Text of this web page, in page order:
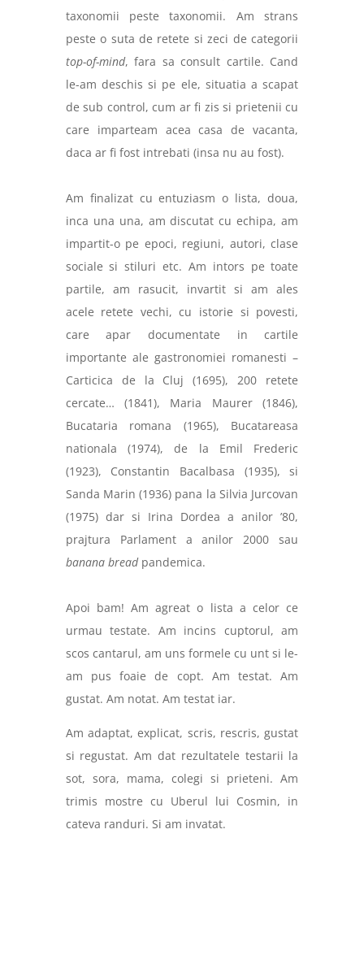
taxonomii peste taxonomii. Am strans
peste o suta de retete si zeci de categorii
top-of-mind, fara sa consult cartile. Cand
le-am deschis si pe ele, situatia a scapat
de sub control, cum ar fi zis si prietenii cu
care imparteam acea casa de vacanta,
daca ar fi fost intrebati (insa nu au fost).
Am finalizat cu entuziasm o lista, doua,
inca una una, am discutat cu echipa, am
impartit-o pe epoci, regiuni, autori, clase
sociale si stiluri etc. Am intors pe toate
partile, am rasucit, invartit si am ales
acele retete vechi, cu istorie si povesti,
care apar documentate in cartile
importante ale gastronomiei romanesti –
Carticica de la Cluj (1695), 200 retete
cercate… (1841), Maria Maurer (1846),
Bucataria romana (1965), Bucatareasa
nationala (1974), de la Emil Frederic
(1923), Constantin Bacalbasa (1935), si
Sanda Marin (1936) pana la Silvia Jurcovan
(1975) dar si Irina Dordea a anilor ’80,
prajtura Parlament a anilor 2000 sau
banana breadpandemica.
Apoi bam! Am agreat o lista a celor ce
urmau testate. Am incins cuptorul, am
scos cantarul, am uns formele cu unt si le-
am pus foaie de copt. Am testat. Am
gustat. Am notat. Am testat iar.
Am adaptat, explicat, scris, rescris, gustat
si regustat. Am dat rezultatele testarii la
sot, sora, mama, colegi si prieteni. Am
trimis mostre cu Uberul lui Cosmin, in
cateva randuri. Si am invatat.